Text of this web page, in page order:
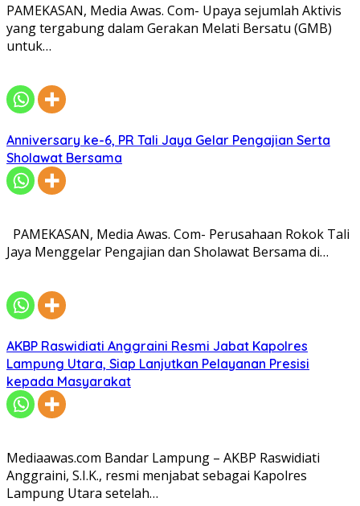
PAMEKASAN, Media Awas. Com- Upaya sejumlah Aktivis
yang tergabung dalam Gerakan Melati Bersatu (GMB)
untuk…
Anniversary ke-6, PR Tali Jaya Gelar Pengajian Serta
Sholawat Bersama
PAMEKASAN, Media Awas. Com- Perusahaan Rokok Tali
Jaya Menggelar Pengajian dan Sholawat Bersama di…
AKBP Raswidiati Anggraini Resmi Jabat Kapolres
Lampung Utara, Siap Lanjutkan Pelayanan Presisi
kepada Masyarakat
Mediaawas.com Bandar Lampung – AKBP Raswidiati
Anggraini, S.I.K., resmi menjabat sebagai Kapolres
Lampung Utara setelah…